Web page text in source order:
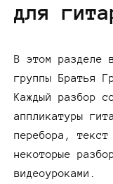
для
В этом разделе
группы Братья
Каждый разбор
аппликатуры
перебора,
некоторые
видеоуроками.